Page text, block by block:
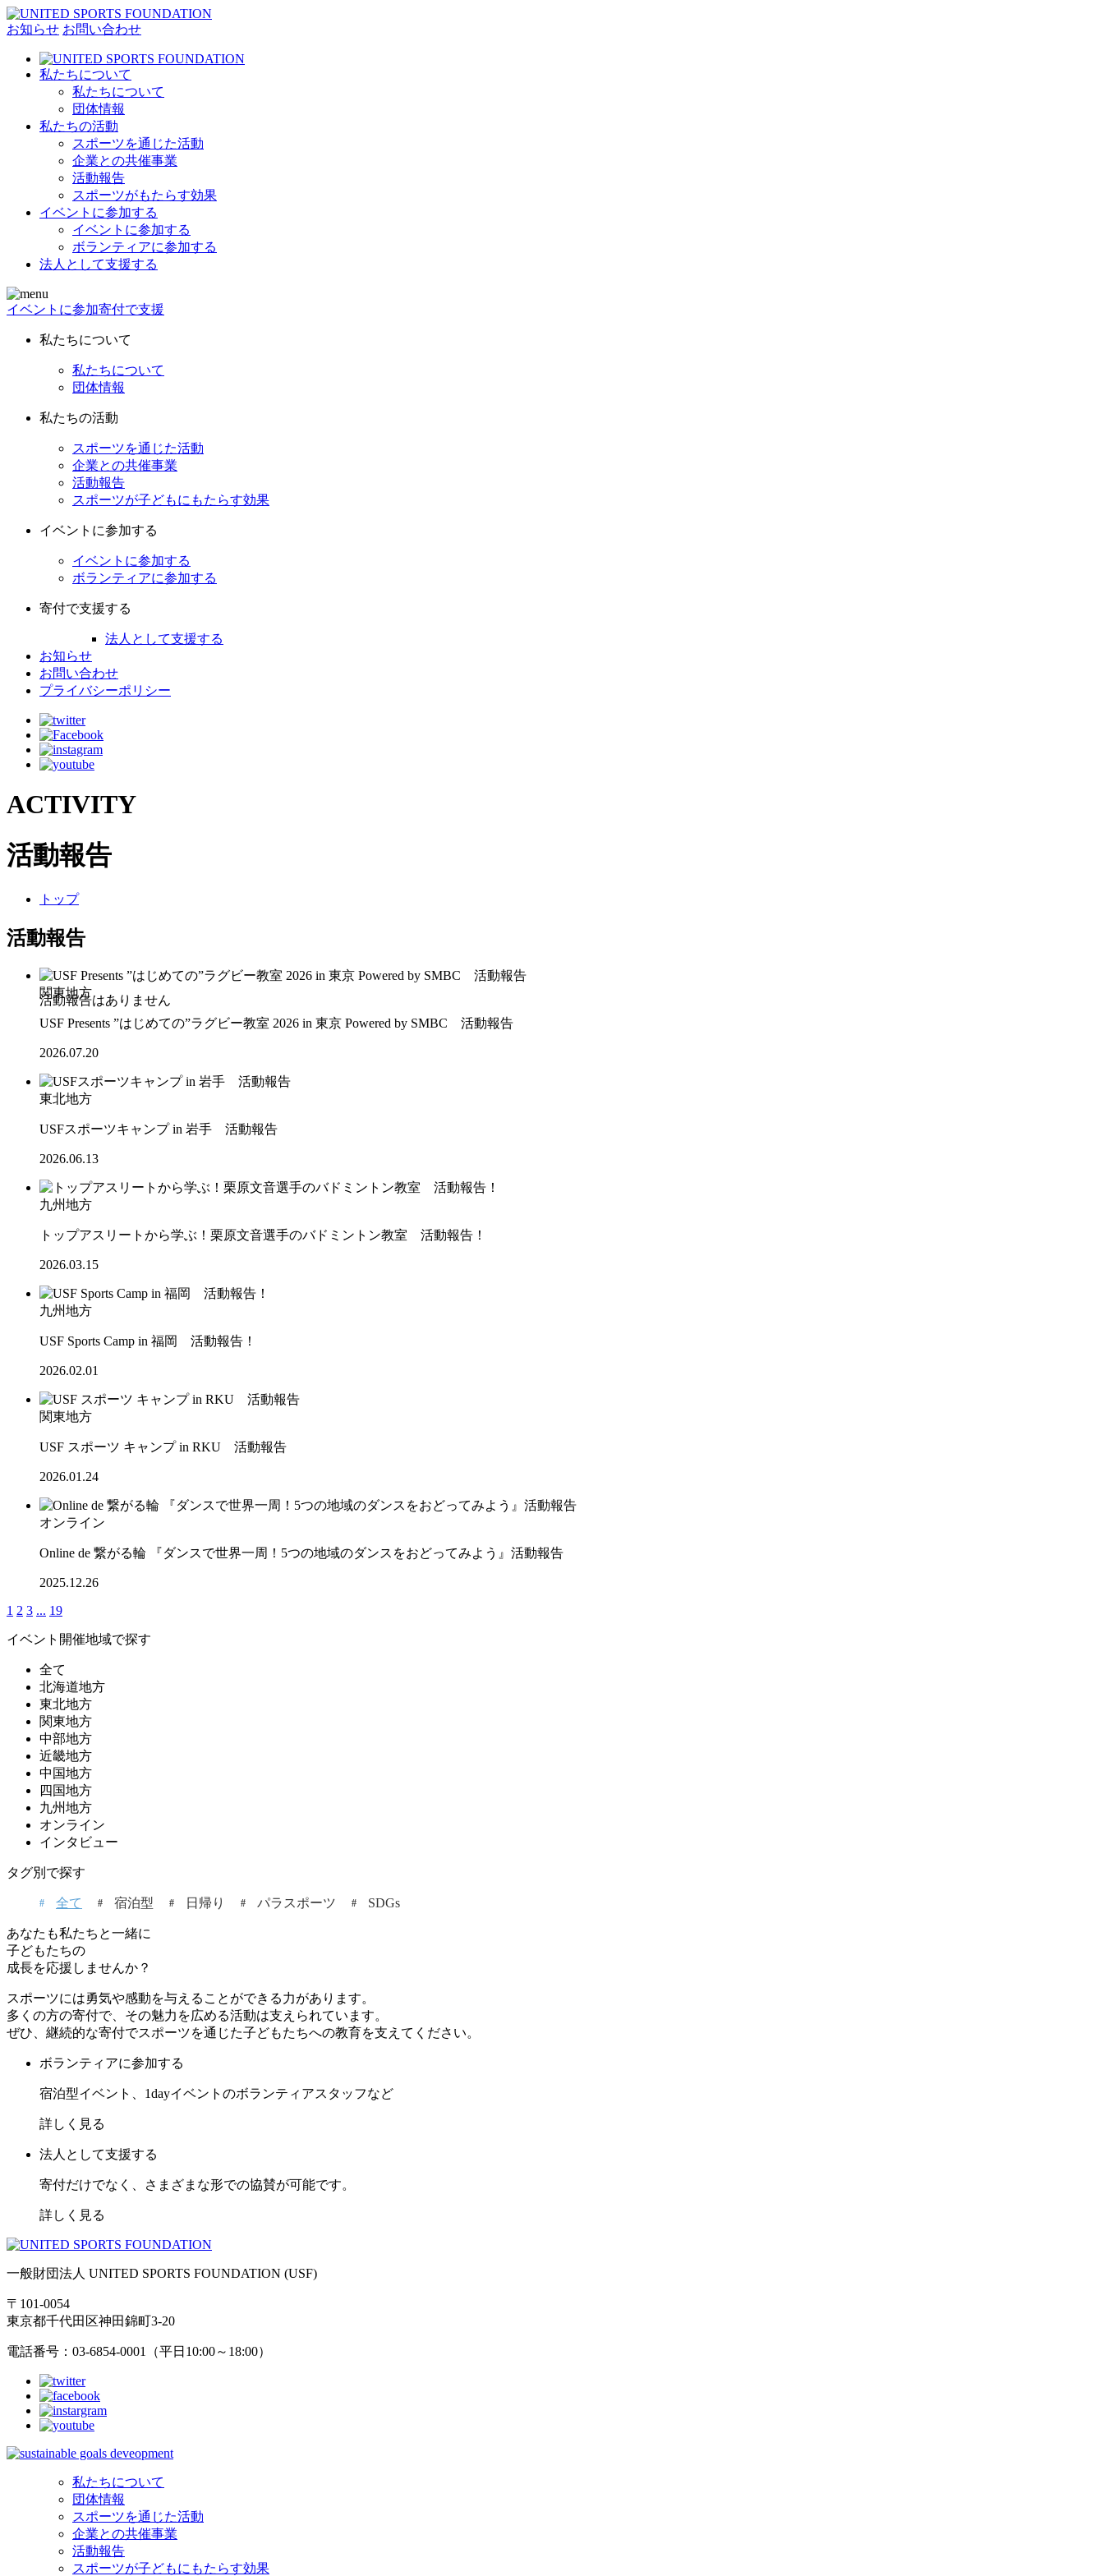
お知らせ お問い合わせ
私たちについて
私たちについて
団体情報
私たちの活動
スポーツを通じた活動
企業との共催事業
活動報告
スポーツがもたらす効果
イベントに参加する
イベントに参加する
ボランティアに参加する
法人として支援する
イベントに参加寄付で支援
私たちについて
私たちについて
団体情報
私たちの活動
スポーツを通じた活動
企業との共催事業
活動報告
スポーツが子どもにもたらす効果
イベントに参加する
イベントに参加する
ボランティアに参加する
寄付で支援する
法人として支援する
お知らせ
お問い合わせ
プライバシーポリシー
ACTIVITY
活動報告
トップ
活動報告
関東地方
USF Presents ”はじめての”ラグビー教室 2026 in 東京 Powered by SMBC 活動報告
2026.07.20
東北地方
USFスポーツキャンプ in 岩手 活動報告
2026.06.13
九州地方
トップアスリートから学ぶ！栗原文音選手のバドミントン教室 活動報告！
2026.03.15
九州地方
USF Sports Camp in 福岡 活動報告！
2026.02.01
関東地方
USF スポーツ キャンプ in RKU 活動報告
2026.01.24
オンライン
Online de 繋がる輪 『ダンスで世界一周！5つの地域のダンスをおどってみよう』活動報告
2025.12.26
1 2 3 ... 19
イベント開催地域で探す
全て
北海道地方
東北地方
関東地方
中部地方
近畿地方
中国地方
四国地方
九州地方
オンライン
インタビュー
タグ別で探す
全て 宿泊型 日帰り パラスポーツ SDGs
あなたも私たちと一緒に
子どもたちの
成長を応援しませんか？
スポーツには勇気や感動を与えることができる力があります。
多くの方の寄付で、その魅力を広める活動は支えられています。
ぜひ、継続的な寄付でスポーツを通じた子どもたちへの教育を支えてください。
ボランティアに参加する
宿泊型イベント、1dayイベントのボランティアスタッフなど
詳しく見る
法人として支援する
寄付だけでなく、さまざまな形での協賛が可能です。
詳しく見る
一般財団法人 UNITED SPORTS FOUNDATION (USF)
〒101-0054
東京都千代田区神田錦町3-20
電話番号：03-6854-0001（平日10:00～18:00）
私たちについて
団体情報
スポーツを通じた活動
企業との共催事業
活動報告
スポーツが子どもにもたらす効果